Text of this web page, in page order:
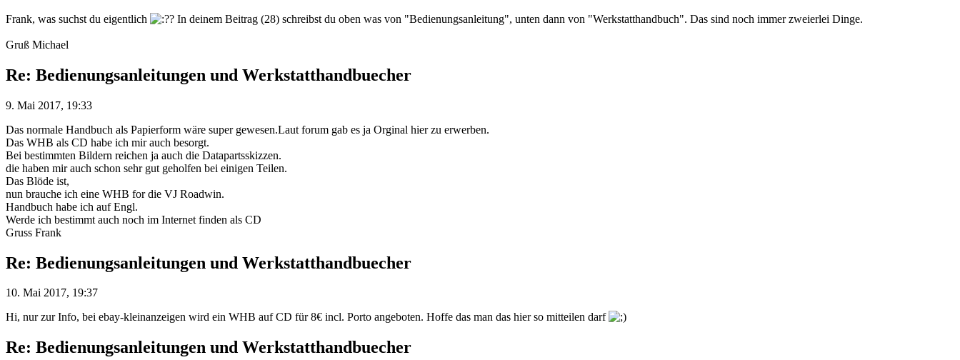
Frank, was suchst du eigentlich ? In deinem Beitrag (28) schreibst du oben was von "Bedienungsanleitung", unten dann von "Werkstatthandbuch". Das sind noch immer zweierlei Dinge.
Gruß Michael
Re: Bedienungsanleitungen und Werkstatthandbuecher
9. Mai 2017, 19:33
Das normale Handbuch als Papierform wäre super gewesen.Laut forum gab es ja Orginal hier zu erwerben.
Das WHB als CD habe ich mir auch besorgt.
Bei bestimmten Bildern reichen ja auch die Datapartsskizzen.
die haben mir auch schon sehr gut geholfen bei einigen Teilen.
Das Blöde ist,
nun brauche ich eine WHB for die VJ Roadwin.
Handbuch habe ich auf Engl.
Werde ich bestimmt auch noch im Internet finden als CD
Gruss Frank
Re: Bedienungsanleitungen und Werkstatthandbuecher
10. Mai 2017, 19:37
Hi, nur zur Info, bei ebay-kleinanzeigen wird ein WHB auf CD für 8€ incl. Porto angeboten. Hoffe das man das hier so mitteilen darf
Re: Bedienungsanleitungen und Werkstatthandbuecher